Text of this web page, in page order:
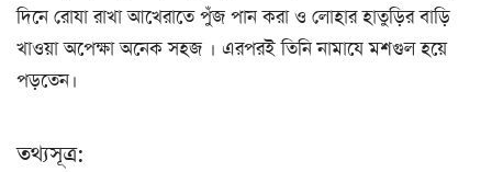
দিনে রোযা রাখা আখেরাতে পুঁজ পান করা ও লোহার হাতুড়ির বাড়ি
খাওয়া অপেক্ষা অনেক সহজ । এরপরই তিনি নামাযে মশগুল হয়ে
পড়তেন।
তথ্যসূত্র: